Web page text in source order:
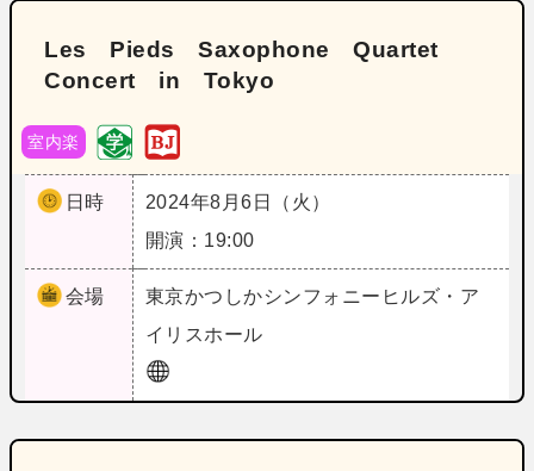
Les Pieds Saxophone Quartet
Concert in Tokyo
室内楽
日時
2024年8月6日（火）
開演：19:00
会場 東京かつしかシンフォニーヒルズ・ア
イリスホール